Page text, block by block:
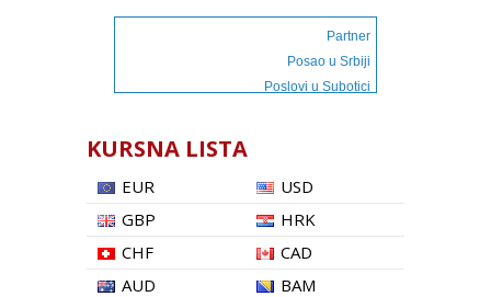
Partner
Posao u Srbiji
Poslovi u Subotici
KURSNA LISTA
EUR
USD
GBP
HRK
CHF
CAD
AUD
BAM